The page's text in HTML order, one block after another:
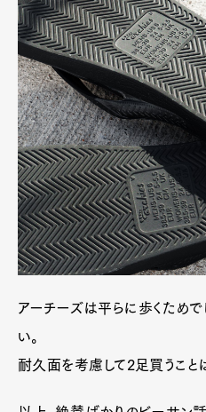
アーチーズは平らに歩くためで
い。
耐久面を考慮して2足買うこと